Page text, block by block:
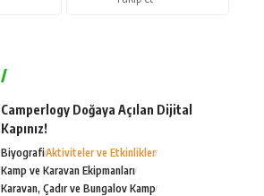
Camperlogy Doğaya Açılan Dijital
Kapınız!
BiyografiAktiviteler ve Etkinlikler
Kamp ve Karavan Ekipmanları
Karavan, Çadır ve Bungalov Kamp